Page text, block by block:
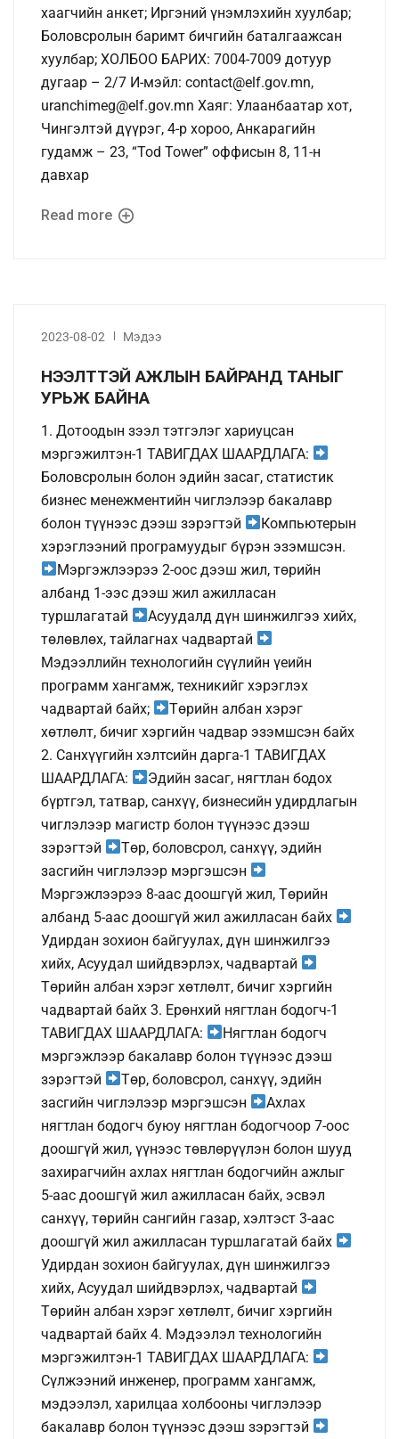
хаагчийн анкет; Иргэний үнэмлэхийн хуулбар;
Боловсролын баримт бичгийн баталгаажсан
хуулбар; ХОЛБОО БАРИХ: 7004-7009 дотуур
дугаар – 2/7 И-мэйл: contact@elf.gov.mn,
uranchimeg@elf.gov.mn Хаяг: Улаанбаатар хот,
Чингэлтэй дүүрэг, 4-р хороо, Анкарагийн
гудамж – 23, “Tod Tower” оффисын 8, 11-н
давхар
Read more
2023-08-02 Мэдээ
НЭЭЛТТЭЙ АЖЛЫН БАЙРАНД ТАНЫГ
УРЬЖ БАЙНА
1. Дотоодын зээл тэтгэлэг хариуцсан
мэргэжилтэн-1 ТАВИГДАХ ШААРДЛАГА:
Боловсролын болон эдийн засаг, статистик
бизнес менежментийн чиглэлээр бакалавр
болон түүнээс дээш зэрэгтэй
Компьютерын
хэрэглээний програмуудыг бүрэн эзэмшсэн.
Мэргэжлээрээ 2-оос дээш жил, төрийн
албанд 1-ээс дээш жил ажилласан
туршлагатай
Асуудалд дүн шинжилгээ хийх,
төлөвлөх, тайлагнах чадвартай
Мэдээллийн технологийн сүүлийн үеийн
программ хангамж, техникийг хэрэглэх
чадвартай байх;
Төрийн албан хэрэг
хөтлөлт, бичиг хэргийн чадвар эзэмшсэн байх
2. Санхүүгийн хэлтсийн дарга-1 ТАВИГДАХ
ШААРДЛАГА:
Эдийн засаг, нягтлан бодох
бүртгэл, татвар, санхүү, бизнесийн удирдлагын
чиглэлээр магистр болон түүнээс дээш
зэрэгтэй
Төр, боловсрол, санхүү, эдийн
засгийн чиглэлээр мэргэшсэн
Мэргэжлээрээ 8-аас доошгүй жил, Төрийн
албанд 5-аас доошгүй жил ажилласан байх
Удирдан зохион байгуулах, дүн шинжилгээ
хийх, Асуудал шийдвэрлэх, чадвартай
Төрийн албан хэрэг хөтлөлт, бичиг хэргийн
чадвартай байх 3. Ерөнхий нягтлан бодогч-1
ТАВИГДАХ ШААРДЛАГА:
Нягтлан бодогч
мэргэжлээр бакалавр болон түүнээс дээш
зэрэгтэй
Төр, боловсрол, санхүү, эдийн
засгийн чиглэлээр мэргэшсэн
Ахлах
нягтлан бодогч буюу нягтлан бодогчоор 7-оос
доошгүй жил, үүнээс төвлөрүүлэн болон шууд
захирагчийн ахлах нягтлан бодогчийн ажлыг
5-аас доошгүй жил ажилласан байх, эсвэл
санхүү, төрийн сангийн газар, хэлтэст 3-аас
доошгүй жил ажилласан туршлагатай байх
Удирдан зохион байгуулах, дүн шинжилгээ
хийх, Асуудал шийдвэрлэх, чадвартай
Төрийн албан хэрэг хөтлөлт, бичиг хэргийн
чадвартай байх 4. Мэдээлэл технологийн
мэргэжилтэн-1 ТАВИГДАХ ШААРДЛАГА:
Сүлжээний инженер, программ хангамж,
мэдээлэл, харилцаа холбооны чиглэлээр
бакалавр болон түүнээс дээш зэрэгтэй